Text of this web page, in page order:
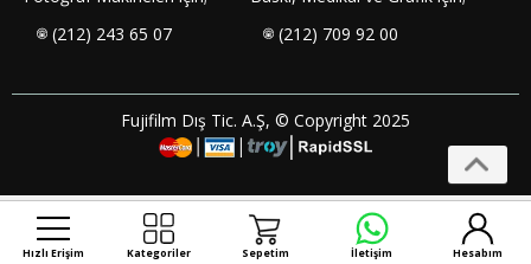
(212) 243 65 07
(212) 709 92 00
Fujifilm Dış Tic. A.Ş, © Copyright 2025
Hızlı Erişim Kategoriler Sepetim İletişim Hesabım